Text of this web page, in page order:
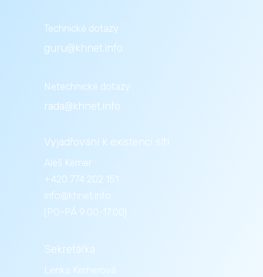
Technické dotazy
guru@khnet.info
Netechnické dotazy
rada@khnet.info
Vyjadřování k existenci sítí
Aleš Kerner
+420 774 202 151
info@khnet.info
(PO-PÁ 9:00-17:00)
Sekretářka
Lenka Kernerová